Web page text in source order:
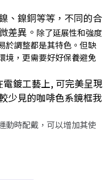
、鎳銅等等，不同的合
差異。 除了延展性和強度
於調整都是其特色。但缺
境，更需要好好保養避免
電鍍工藝上, 可完美呈現
少見的咖啡色系鏡框我
動時配戴，可以增加其使